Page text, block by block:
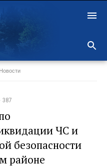
Новости
387
ЧС и
безопасности
районе